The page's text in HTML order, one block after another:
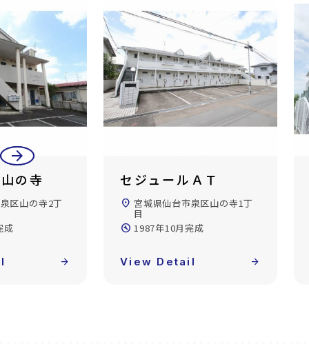
arrow_back
arrow_forward
の寺
区山の寺2丁
成
arrow_forward
セジュールＡＴ
location_on 宮城県仙台市泉区山の寺1丁
目
build_circle 1987年10月完成
View Detail arrow_forward